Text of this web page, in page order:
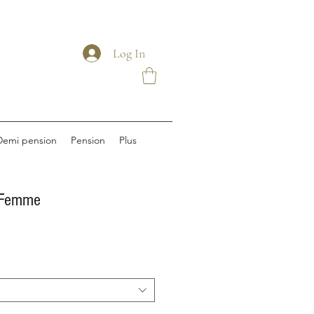
Log In
pension Pension Plus